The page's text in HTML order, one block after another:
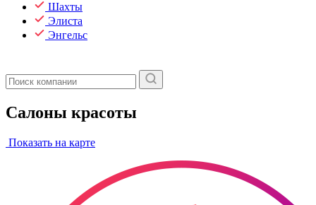
Шахты
Элиста
Энгельс
Салоны красоты
Показать на карте